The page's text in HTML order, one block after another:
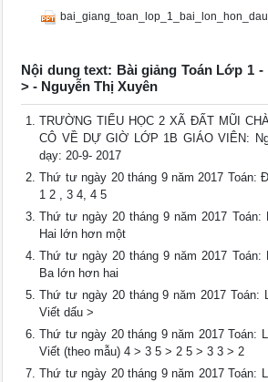
Nội dung text: Bài giảng Toán Lớp 1
> - Nguyễn Thị Xuyên
TRƯỜNG TIỂU HỌC 2 XÃ ĐẤT MŨI
CÔ VỀ DỰ GIỜ LỚP 1B GIÁO VIÊN:
dạy: 20-9- 2017
Thứ tư ngày 20 tháng 9 năm 2017 Toán:
1 2 , 3 4, 4 5
Thứ tư ngày 20 tháng 9 năm 2017
Hai lớn hơn một
Thứ tư ngày 20 tháng 9 năm 2017
Ba lớn hơn hai
Thứ tư ngày 20 tháng 9 năm 2017 Toán:
Viết dấu >
Thứ tư ngày 20 tháng 9 năm 2017 Toán:
Viết (theo mẫu) 4 > 3 5 > 2 5 > 3 3 > 2
Thứ tư ngày 20 tháng 9 năm 2017 Toán: